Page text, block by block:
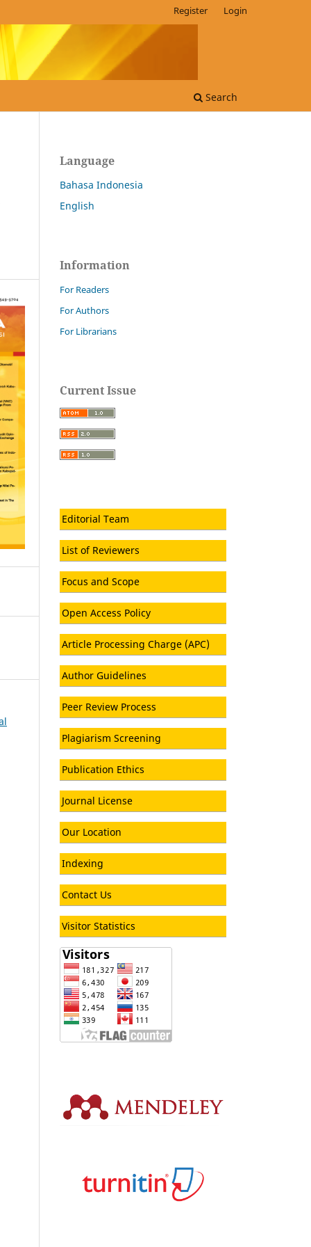
Search
Register Login
Language
Bahasa Indonesia
English
Information
For Readers
For Authors
For Librarians
Current Issue
Editorial Team
List of Reviewers
Focus and Scope
Open Access Policy
Article Processing Charge (APC)
Author Guidelines
Peer Review Process
Plagiarism Screening
Publication Ethics
Journal License
Our Location
Indexing
Contact Us
Visitor Statistics